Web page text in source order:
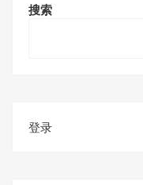
搜索
登录